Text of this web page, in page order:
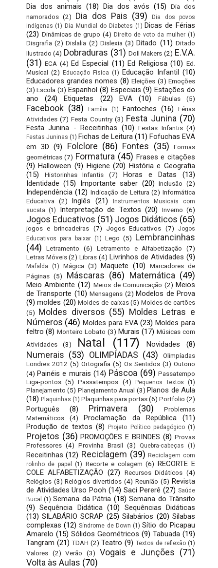
Dia dos animais (18) Dia dos avós (15)
Dia dos
namorados (2) Dia dos Pais (39)
Dia dos povos
indígenas (1) Dia Mundial do Diabetes (1) Dicas de Férias
(23) Dinâmicas de grupo (4) Direito de voto da mulher (1)
Disgrafia (2) Dislalia (2) Dislexia (3) Ditado (11) Ditado
Ilustrado (4) Dobraduras (31) Doll Makers (2) E.V.A.
(31) ECA (4) Ed Especial (11) Ed Religiosa (10) Ed.
Musical (2) Educação Física (1) Educação Infantil (10)
Educadores grandes nomes (8) Eleições (3) Emoções
(3) Escola (3) Espanhol (8) Especiais (9) Estações do
ano
(24) Etiquetas (22) EVA (10) Fábulas (5)
Facebook (38) Família (1) Fantoches (16)
Férias
Atividades (7) Festa Country (3) Festa Junina (70)
Festa Junina - Receitinhas (10) Festas Infantis (4)
Festas Juninas (1) Fichas de Leitura (11) Fofuchas EVA
em 3D (9) Folclore (86) Fontes (35)
Formas
geométricas (7) Formatura (45) Frases e citações
(9) Halloween (9) Higiene (20) História e Geografia
(15)
Historinhas Infantis (7) Horas e Datas
(13)
Identidade (15) Importante saber (20) Inclusão (2)
Independência (12) Indicação de Leitura (2) Informática
Educativa
(2) Inglês (21)
Instrumentos Musicais com
sucata
(1) Interpretação de Textos (20) Inverno (6)
Jogos Educativos (51) Jogos Didáticos (65)
jogos e brincadeiras (7) Jogos Educativos (7)
Jogos
Educativos para baixar (1) Lego (5) Lembrancinhas
(44)
Letramento (6) Letramento e Alfabetização
(7)
Letras Móveis (2) Libras (4) Livrinhos de Atividades (9)
Mafalda (1) Mágica (3) Maquete (10)
Marcadores de
Páginas (5) Máscaras (86) Matemática (49)
Meio Ambiente (12) Meios de Comunicação (2) Meios
de Transporte (10) Mensagens (2) Modelos de Prova
(9) moldes (20) Moldes de caixas (5) Moldes de cartões
(5) Moldes diversos (55) Moldes Letras e
Números (46) Moldes para EVA (23) Moldes para
feltro (8) Monteiro Lobato (3) Murais (17) Músicas com
Atividades
(3) Natal (117) Novidades (8)
Numerais (53) OLIMPÍADAS (43)
Olimpíadas
Londres 2012 (5) Ortografia (5) Os Sentidos (3) Outono
(4) Painéis e murais (14) Páscoa (69) Passatempo
Liga-pontos (5) Passatempos (4) Pequenos textos (1)
Planejamento (5) Planejamento Anual (3) Planos de Aula
(18) Plaquinhas (1) Plaquinhas para portas(6) Portfolio (2)
Português (8) Primavera (30)
Problemas
Matemáticos
(4) Proclamação da República
(11)
Produção de textos (8) Projeto Político pedagógico (1)
Projetos (36) PROMOÇÕES E BRINDES (8) Provas
Professores (4) Provinha Brasil (3) Quebra-cabeças (1)
Receitinhas (12) Reciclagem (39) Reciclagem com
rolinho de papel
(1) Recorte e colagem (6) RECORTE E
COLE ALFABETIZAÇÃO (27) Recursos Didáticos (4)
Relógios (3) Relógios divertidos (4) Reunião (5) Revista
de Atividades Urso Pooh (14) Saci Pererê (27) Saúde
Bucal
(1) Semana da Pátria (18) Semana do Trânsito
(9) Sequência Didática (10)
Sequências Didáticas
(13) SILABÁRIO SCRAP (25) Silabários (20) Sílabas
complexas (12) Síndrome de Down (1) Sítio do Picapau
Amarelo (15) Sólidos Geométricos (9) Tabuada (19)
Tangram (21) TDAH (2) Teatro (9) Textos de reflexão (1)
Valores (2) Verão (3) Vogais e Junções (71)
Volta às Aulas (70)